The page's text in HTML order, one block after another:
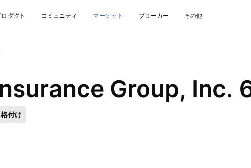
ロダクト コミュニティ マーケット ブローカー その他
付け